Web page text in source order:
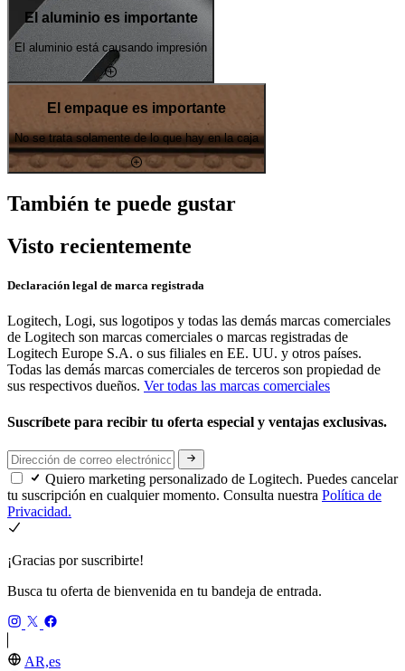
El aluminio es importante
El aluminio está causando impresión
El empaque es importante
No se trata solamente de lo que hay en la caja
También te puede gustar
Visto recientemente
Declaración legal de marca registrada
Logitech, Logi, sus logotipos y todas las demás marcas comerciales
de Logitech son marcas comerciales o marcas registradas de
Logitech Europe S.A. o sus filiales en EE. UU. y otros países.
Todas las demás marcas comerciales de terceros son propiedad de
sus respectivos dueños. Ver todas las marcas comerciales
Suscríbete para recibir tu oferta especial y ventajas exclusivas.
Quiero marketing personalizado de Logitech. Puedes cancelar
tu suscripción en cualquier momento. Consulta nuestra Política de
Privacidad.
¡Gracias por suscribirte!
Busca tu oferta de bienvenida en tu bandeja de entrada.
AR,es